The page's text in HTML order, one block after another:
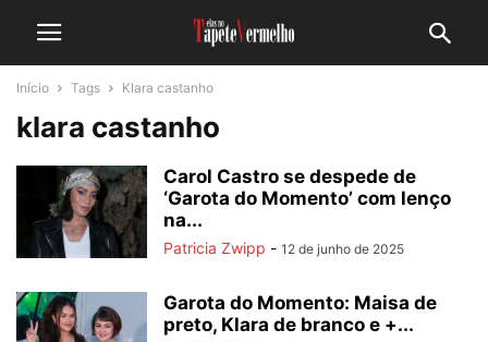
Início Tags Klara castanho
klara castanho
Carol Castro se despede de
‘Garota do Momento’ com lenço
na...
Patricia Zwipp - 12 de junho de 2025
Garota do Momento: Maisa de
preto, Klara de branco e +...